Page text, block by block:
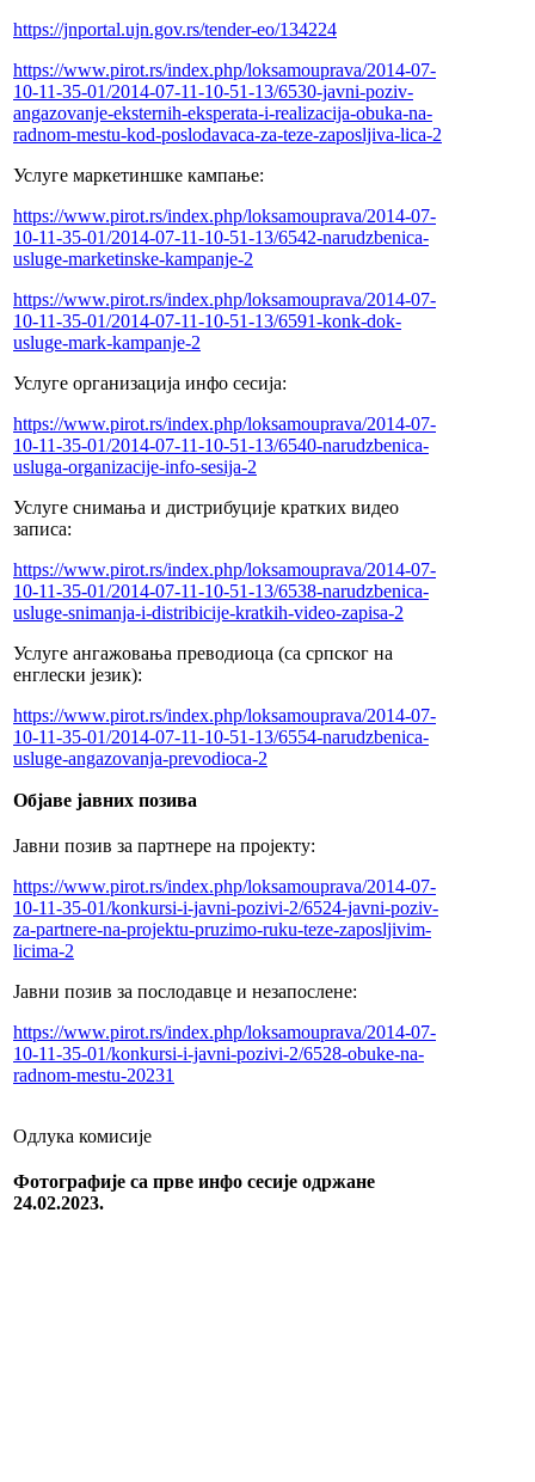
https://jnportal.ujn.gov.rs/tender-eo/134224
https://www.pirot.rs/index.php/loksamouprava/2014-07-
10-11-35-01/2014-07-11-10-51-13/6530-javni-poziv-
angazovanje-eksternih-eksperata-i-realizacija-obuka-na-
radnom-mestu-kod-poslodavaca-za-teze-zaposljiva-lica-2
Услуге маркетиншке кампање:
https://www.pirot.rs/index.php/loksamouprava/2014-07-
10-11-35-01/2014-07-11-10-51-13/6542-narudzbenica-
usluge-marketinske-kampanje-2
https://www.pirot.rs/index.php/loksamouprava/2014-07-
10-11-35-01/2014-07-11-10-51-13/6591-konk-dok-
usluge-mark-kampanje-2
Услуге организација инфо сесија:
https://www.pirot.rs/index.php/loksamouprava/2014-07-
10-11-35-01/2014-07-11-10-51-13/6540-narudzbenica-
usluga-organizacije-info-sesija-2
Услуге снимања и дистрибуције кратких видео
записа:
https://www.pirot.rs/index.php/loksamouprava/2014-07-
10-11-35-01/2014-07-11-10-51-13/6538-narudzbenica-
usluge-snimanja-i-distribicije-kratkih-video-zapisa-2
Услуге ангажовања преводиоца (са српског на
енглески језик):
https://www.pirot.rs/index.php/loksamouprava/2014-07-
10-11-35-01/2014-07-11-10-51-13/6554-narudzbenica-
usluge-angazovanja-prevodioca-2
Објаве јавних позива
Јавни позив за партнере на пројекту:
https://www.pirot.rs/index.php/loksamouprava/2014-07-
10-11-35-01/konkursi-i-javni-pozivi-2/6524-javni-poziv-
za-partnere-na-projektu-pruzimo-ruku-teze-zaposljivim-
licima-2
Јавни позив за послодавце и незапослене:
https://www.pirot.rs/index.php/loksamouprava/2014-07-
10-11-35-01/konkursi-i-javni-pozivi-2/6528-obuke-na-
radnom-mestu-20231
Одлука комисије
Фотографије са прве инфо сесије одржане
24.02.2023.